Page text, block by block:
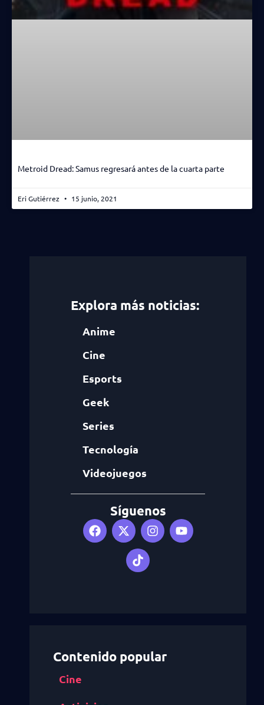
Metroid Dread: Samus regresará antes de la cuarta parte
Eri Gutiérrez 15 junio, 2021
Explora más noticias:
Anime
Cine
Esports
Geek
Series
Tecnología
Videojuegos
Síguenos
Contenido popular
Cine